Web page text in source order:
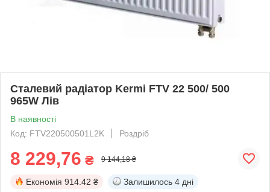
Сталевий радіатор Kermi FTV 22 500/ 500
965W Лів
В наявності
Код: FTV220500501L2K
Роздріб
8 229,76 ₴ 9 144,18 ₴
Економія 914.42 ₴ Залишилось 4 дні